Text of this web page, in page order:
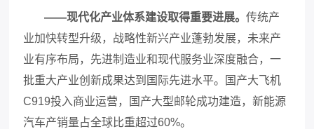
——现代化产业体系建设取得重要进展。传统产
业加快转型升级，战略性新兴产业蓬勃发展，未来产
业有序布局，先进制造业和现代服务业深度融合，一
批重大产业创新成果达到国际先进水平。国产大飞机
C919投入商业运营，国产大型邮轮成功建造，新能源
汽车产销量占全球比重超过60%。